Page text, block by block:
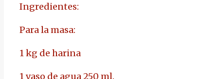
Ingredientes:
Para la masa:
1 kg de harina
1 vaso de agua 250 ml.